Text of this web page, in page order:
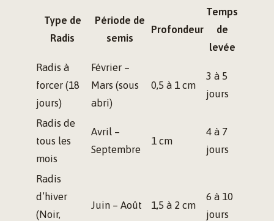
Type de
Radis
Période de
semis
Profondeur
Temps
de
levée
Radis à
forcer (18
jours)
Février –
Mars (sous
abri)
0,5 à 1 cm
3 à 5
jours
Radis de
tous les
mois
Avril –
Septembre
1 cm
4 à 7
jours
Radis
d’hiver
(Noir,
Juin – Août 1,5 à 2 cm
6 à 10
jours